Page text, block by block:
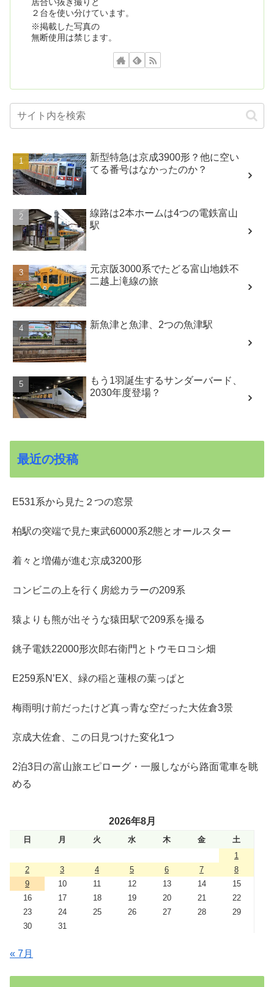
２台を使い分けています。
※掲載した写真の
無断使用は禁じます。
新型特急は京成3900形？他に空い
てる番号はなかったのか？
線路は2本ホームは4つの電鉄富山
駅
元京阪3000系でたどる富山地鉄不
二越上滝線の旅
新魚津と魚津、2つの魚津駅
もう1羽誕生するサンダーバード、
2030年度登場？
最近の投稿
E531系から見た２つの窓景
柏駅の突端で見た東武60000系2態とオールスター
着々と増備が進む京成3200形
コンビニの上を行く房総カラーの209系
猿よりも熊が出そうな猿田駅で209系を撮る
銚子電鉄22000形次郎右衛門とトウモロコシ畑
E259系N’EX、緑の稲と蓮根の葉っぱと
梅雨明け前だったけど真っ青な空だった大佐倉3景
京成大佐倉、この日見つけた変化1つ
2泊3日の富山旅エピローグ・一服しながら路面電車を眺
める
2026年8月
日 月 火 水 木 金
土
1
2
3 4 5 6 7
8
9
10 11 12 13 14
15
16
17 18 19 20 21
22
23
24 25 26 27 28
29
30
31
« 7月